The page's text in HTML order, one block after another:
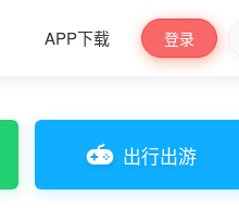
APP下载 登录
出行出游